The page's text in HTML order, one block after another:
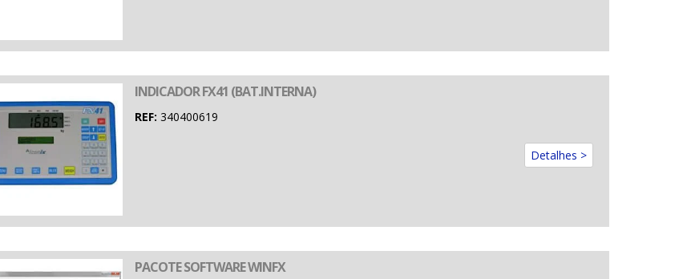
INDICADOR FX41 (BAT.INTERNA)
REF: 340400619
Detalhes >
PACOTE SOFTWARE WINFX